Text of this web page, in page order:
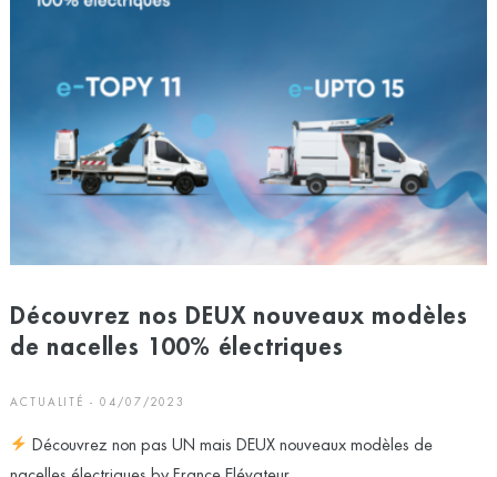
Découvrez nos DEUX nouveaux modèles
de nacelles 100% électriques
ACTUALITÉ - 04/07/2023
Découvrez non pas UN mais DEUX nouveaux modèles de